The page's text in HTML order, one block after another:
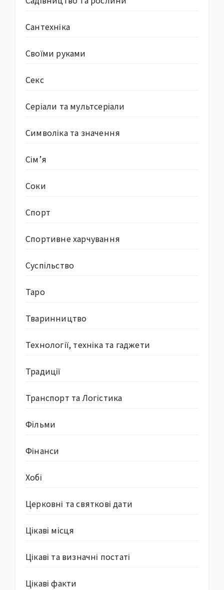
Сантехніка
Своїми руками
Секс
Серіали та мультсеріали
Символіка та значення
Сім’я
Соки
Спорт
Спортивне харчування
Суcпільство
Таро
Тваринництво
Технології, техніка та гаджети
Традиції
Транспорт та Логістика
Фільми
Фінанси
Хобі
Церковні та святкові дати
Цікаві місця
Цікаві та визначні постаті
Цікаві факти